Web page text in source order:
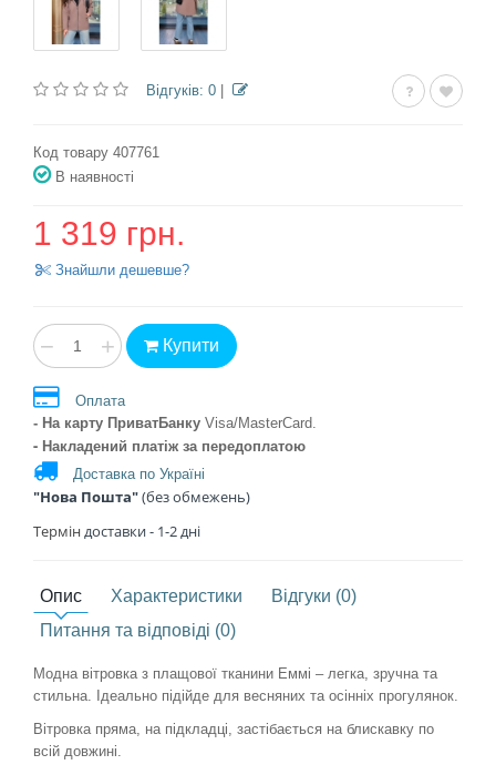
Відгуків: 0
Код товару 407761
В наявності
1 319 грн.
Знайшли дешевше?
− + Купити
Оплата
- На карту ПриватБанку Visa/MasterCard.
- Накладений платіж за передоплатою
Доставка по Україні
"Нова Пошта"(без обмежень)
Терміндоставки - 1-2 дні
Опис Характеристики
Відгуки (0)
Питання та відповіді (0)
Модна вітровка з плащової тканини Еммі – легка, зручна та
стильна. Ідеально підійде для весняних та осінніх прогулянок.
Вітровка пряма, на підкладці, застібається на блискавку по
всій довжині.